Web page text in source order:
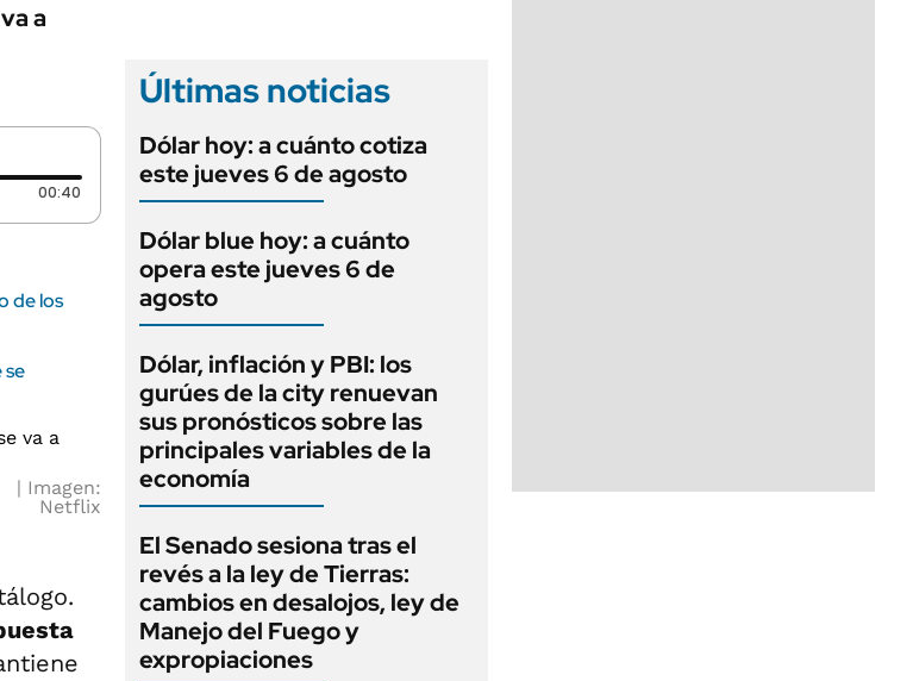
a
00:40 Duración: 40 segundos
de los
se
Imagen:
Netflix
Últimas noticias
Dólar hoy: a cuánto cotiza
este jueves 6 de agosto
Dólar blue hoy: a cuánto
opera este jueves 6 de
agosto
Dólar, inflación y PBI: los
gurúes de la city renuevan
sus pronósticos sobre las
principales variables de la
economía
El Senado sesiona tras el
revés a la ley de Tierras:
cambios en desalojos, ley de
Manejo del Fuego y
expropiaciones